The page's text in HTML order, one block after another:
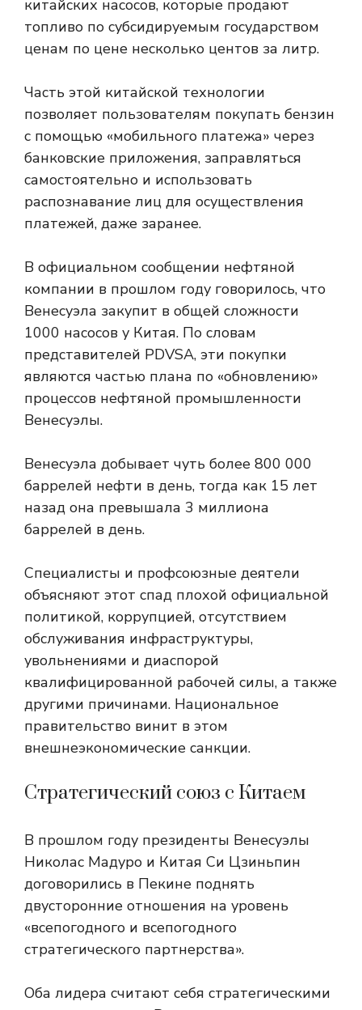
китайских насосов, которые продают
топливо по субсидируемым государством
ценам по цене несколько центов за литр.
Часть этой китайской технологии
позволяет пользователям покупать бензин
с помощью «мобильного платежа» через
банковские приложения, заправляться
самостоятельно и использовать
распознавание лиц для осуществления
платежей, даже заранее.
В официальном сообщении нефтяной
компании в прошлом году говорилось, что
Венесуэла закупит в общей сложности
1000 насосов у Китая. По словам
представителей PDVSA, эти покупки
являются частью плана по «обновлению»
процессов нефтяной промышленности
Венесуэлы.
Венесуэла добывает чуть более 800 000
баррелей нефти в день, тогда как 15 лет
назад она превышала 3 миллиона
баррелей в день.
Специалисты и профсоюзные деятели
объясняют этот спад плохой официальной
политикой, коррупцией, отсутствием
обслуживания инфраструктуры,
увольнениями и диаспорой
квалифицированной рабочей силы, а также
другими причинами. Национальное
правительство винит в этом
внешнеэкономические санкции.
Стратегический союз с Китаем
В прошлом году президенты Венесуэлы
Николас Мадуро и Китая Си Цзиньпин
договорились в Пекине поднять
двусторонние отношения на уровень
«всепогодного и всепогодного
стратегического партнерства».
Оба лидера считают себя стратегическими